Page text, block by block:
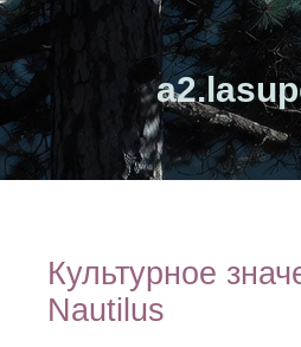
Культурное
Nautilus